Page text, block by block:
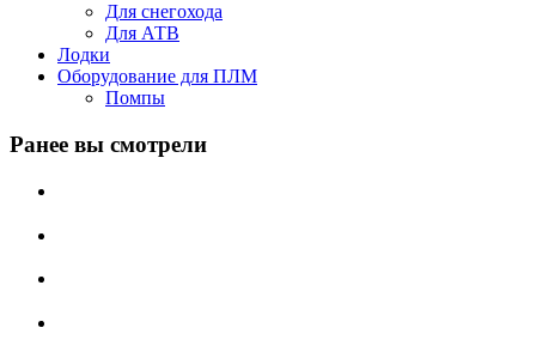
Для снегохода
Для АТВ
Лодки
Оборудование для ПЛМ
Помпы
Ранее вы смотрели